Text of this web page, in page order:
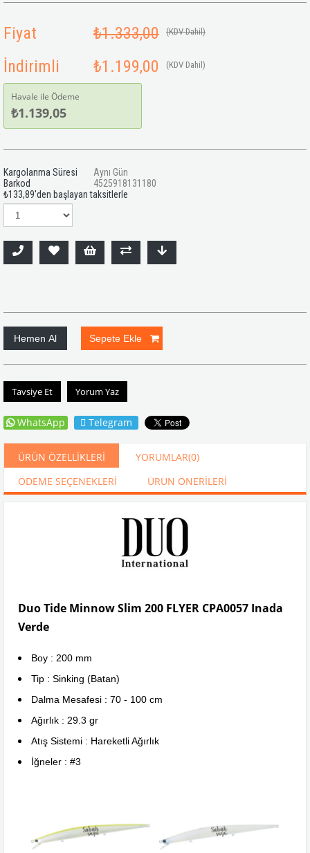
Fiyat ₺1.333,00 (KDV Dahil)
İndirimli ₺1.199,00 (KDV Dahil)
Havale ile Ödeme
₺1.139,05
Kargolanma Süresi
Aynı Gün
Barkod
4525918131180
₺133,89'den başlayan taksitlerle
Tavsiye Et Yorum Yaz
WhatsApp Telegram
ÜRÜN ÖZELLIKLERI YORUMLAR(0)
ÖDEME SEÇENEKLERI
ÜRÜN ÖNERILERI
Duo Tide Minnow Slim 200 FLYER CPA0057 Inada
Verde
Boy : 200 mm
Tip : Sinking (Batan)
Dalma Mesafesi : 70 - 100 cm
Ağırlık : 29.3 gr
Atış Sistemi : Hareketli Ağırlık
İğneler : #3